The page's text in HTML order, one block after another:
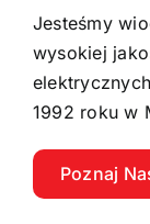
Jesteśmy
wysokiej
1992 roku w
Poznaj